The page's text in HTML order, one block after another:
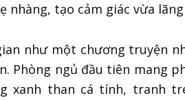
nhàng, tạo cảm giác vừa
như một chương truyện
Phòng ngủ đầu tiên mang
xanh than cá tính, tranh